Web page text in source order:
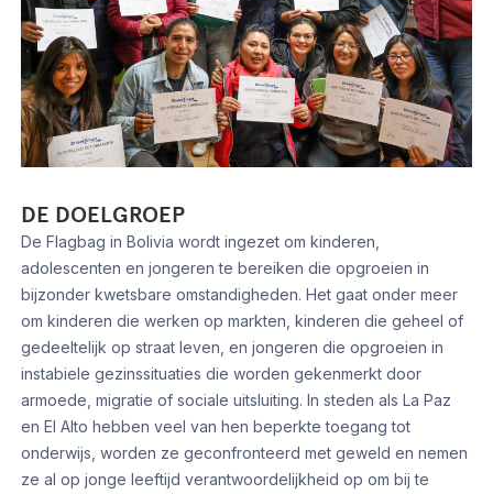
DE DOELGROEP
De Flagbag in Bolivia wordt ingezet om kinderen,
adolescenten en jongeren te bereiken die opgroeien in
bijzonder kwetsbare omstandigheden. Het gaat onder meer
om kinderen die werken op markten, kinderen die geheel of
gedeeltelijk op straat leven, en jongeren die opgroeien in
instabiele gezinssituaties die worden gekenmerkt door
armoede, migratie of sociale uitsluiting. In steden als La Paz
en El Alto hebben veel van hen beperkte toegang tot
onderwijs, worden ze geconfronteerd met geweld en nemen
ze al op jonge leeftijd verantwoordelijkheid op om bij te